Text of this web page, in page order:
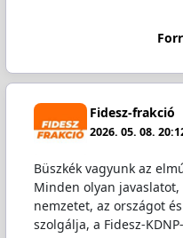
Fidesz-frakció
2026. 05. 08.
Büszkék vagyunk az
Minden olyan
nemzetet, az országot
szolgálja, a Fidesz-